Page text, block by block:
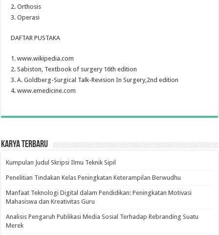
2. Orthosis
3. Operasi
DAFTAR PUSTAKA
1. www.wikipedia.com
2. Sabiston, Textbook of surgery 16th edition
3. A. Goldberg-Surgical Talk-Revision In Surgery,2nd edition
4. www.emedicine.com
Karya Terbaru
Kumpulan Judul Skripsi Ilmu Teknik Sipil
Penelitian Tindakan Kelas Peningkatan Keterampilan Berwudhu
Manfaat Teknologi Digital dalam Pendidikan: Peningkatan Motivasi
Mahasiswa dan Kreativitas Guru
Analisis Pengaruh Publikasi Media Sosial Terhadap Rebranding Suatu
Merek